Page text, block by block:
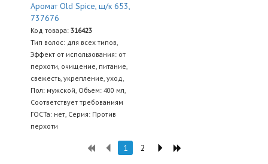
Аромат Old Spice, ш/к 653,
737676
Код товара: 316423
Тип волос: для всех типов,
Эффект от использования: от
перхоти, очищение, питание,
свежесть, укрепление, уход,
Пол: мужской, Объем: 400 мл,
Соответствует требованиям
ГОСТа: нет, Серия: Против
перхоти
1 2